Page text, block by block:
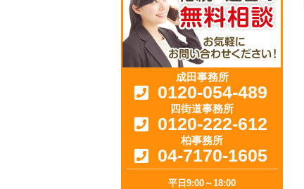
成田事務所
0120-054-489
四街道事務所
0120-222-612
柏事務所
04-7170-1605
平日9:00～18:00